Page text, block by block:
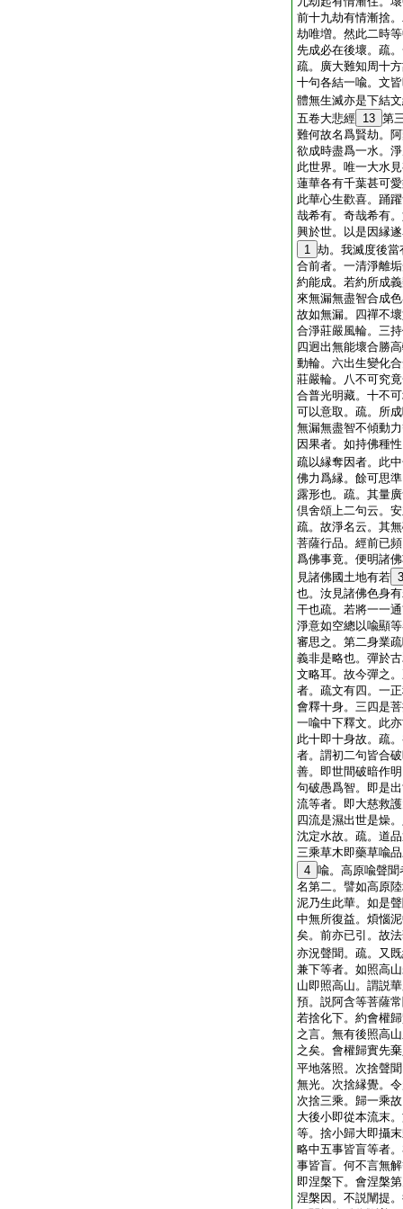
前十九劫有情漸捨
劫唯増。然此二時
先成必在後壞。疏
疏。廣大難知周十
十句各結一喩。文
體無生滅亦是下結
五卷大悲經 13 第
難何故名爲賢劫。
欲成時盡爲一水。
此世界。唯一大水
蓮華各有千葉甚可
此華心生歡喜。踊
哉希有。奇哉希有
興於世。以是因縁
1 劫。我滅度後
合前者。一清淨離
約能成。若約所成
來無漏無盡智合成
故如無漏。四禪不
合淨莊嚴風輪。三
四迥出無能壞合勝
動輪。六出生變化
莊嚴輪。八不可究
合普光明藏。十不
可以意取。疏。所
無漏無盡智不傾動
因果者。如持佛種
疏以縁奪因者。此
佛力爲縁。餘可思
露形也。疏。其量
倶舍頌上二句云。
疏。故淨名云。其
菩薩行品。經前已
爲佛事竟。便明諸
見諸佛國土地有若 3
也。汝見諸佛色身
干也疏。若將一一
淨意如空總以喩顯
審思之。第二身業
義非是略也。彈於
文略耳。故今彈之
者。疏文有四。一
會釋十身。三四是
一喩中下釋文。此
此十即十身故。疏
者。謂初二句皆合
善。即世間破暗作
句破愚爲智。即是
流等者。即大慈救
四流是濕出世是燥
沈定水故。疏。道
三乘草木即藥草喩
4 喩。高原喩聲聞
名第二。譬如高原
泥乃生此華。如是
中無所復益。煩惱
矣。前亦已引。故
亦況聲聞。疏。又
兼下等者。如照高
山即照高山。謂説
預。説阿含等菩薩
若捨化下。約會權
之言。無有後照高
之矣。會權歸實先
平地落照。次捨聲
無光。次捨縁覺。
次捨三乘。歸一乘
大後小即從本流末
等。捨小歸大即攝
略中五事皆盲等者
事皆盲。何不言無
即涅槃下。會涅槃
涅槃因。不説闡提